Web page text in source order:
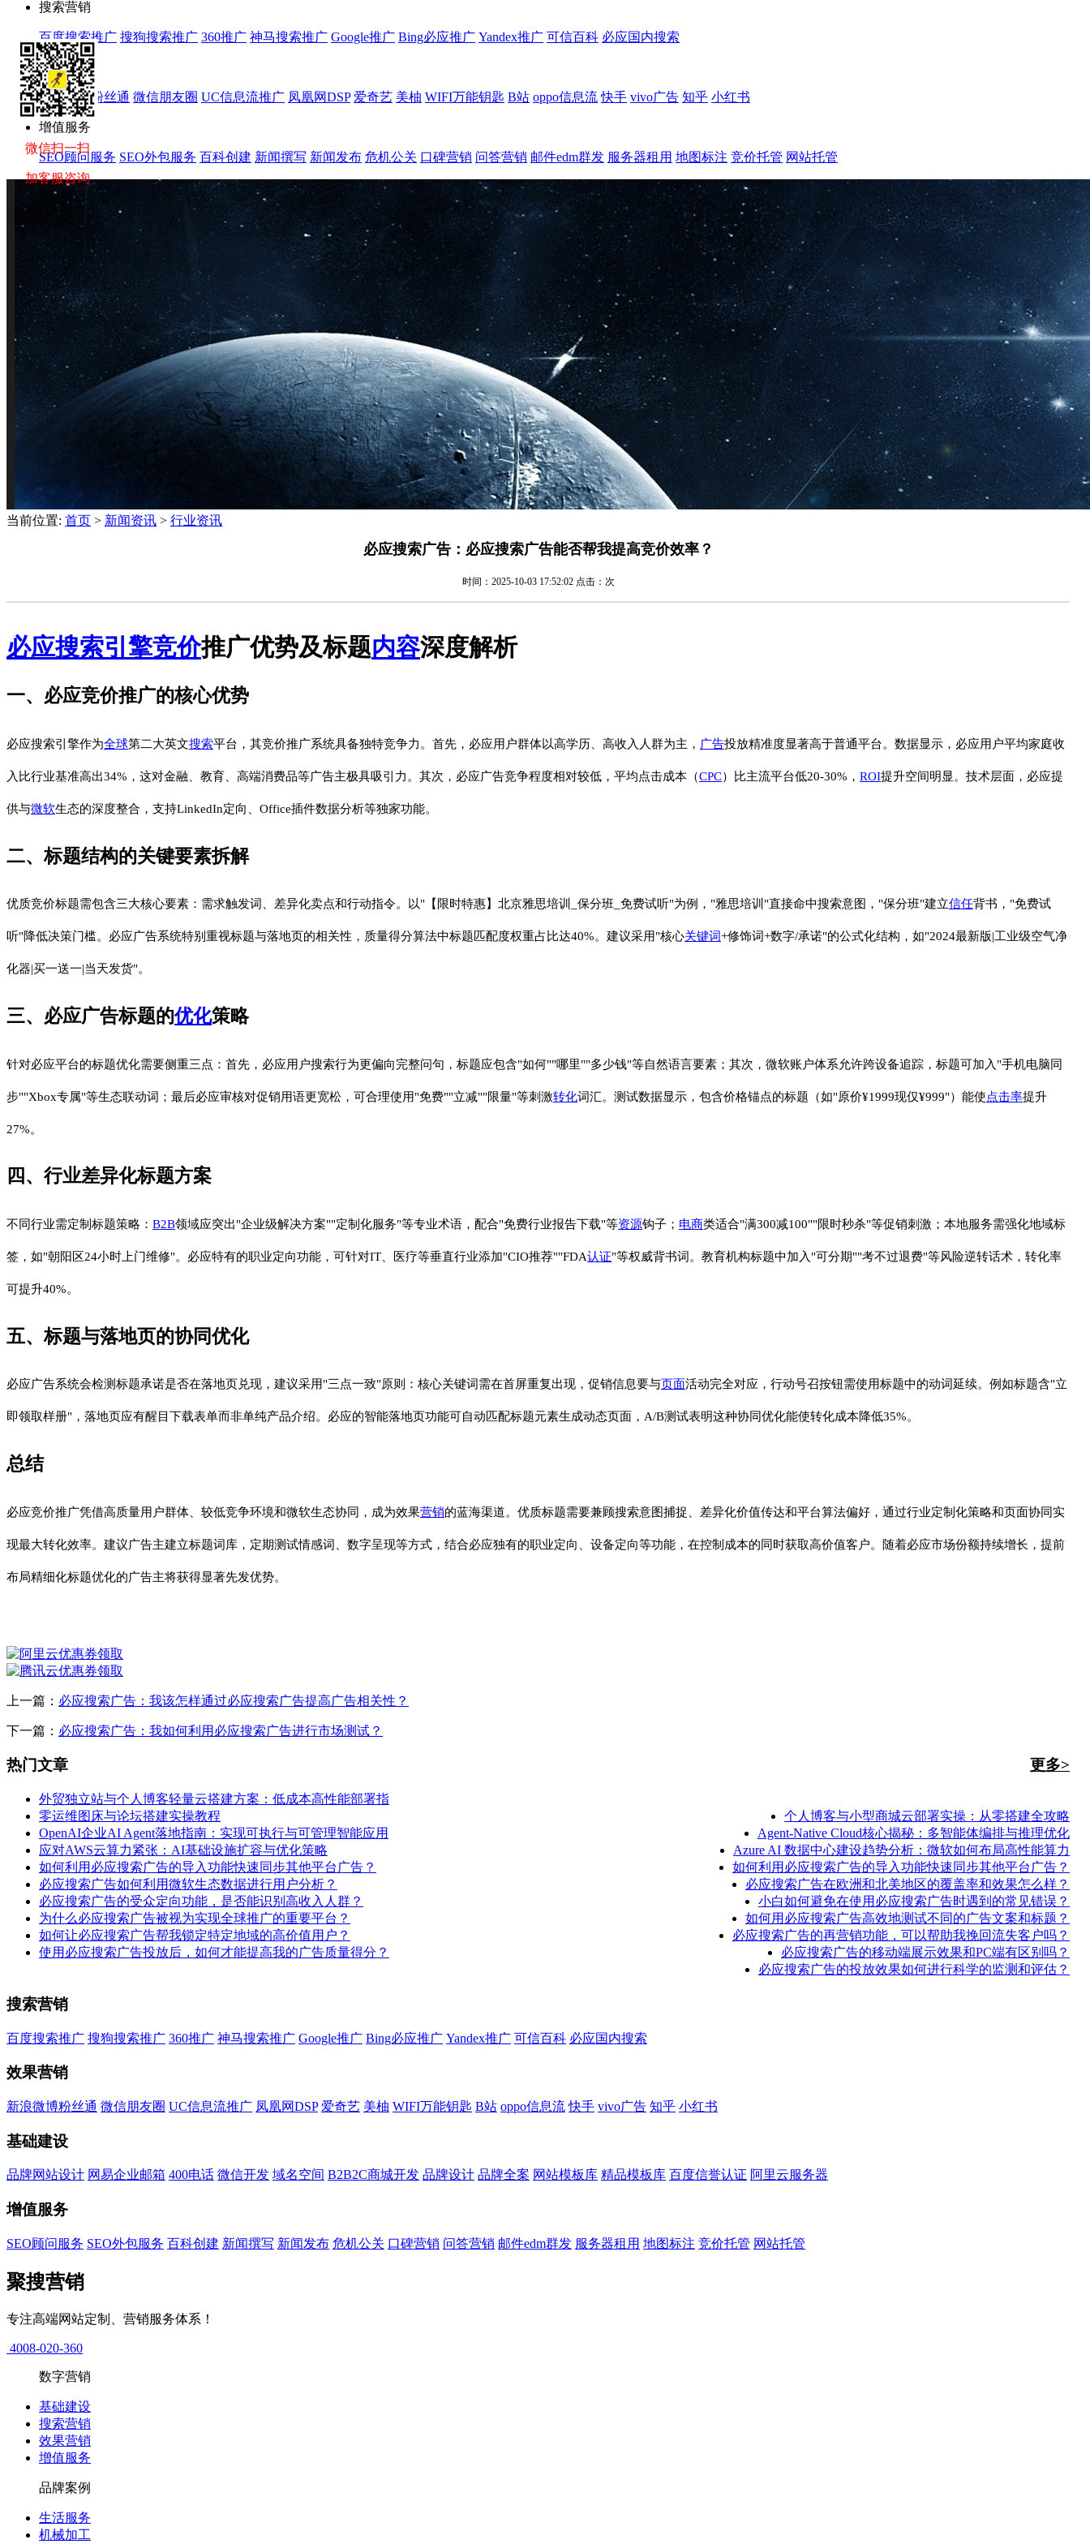
搜索营销
百度搜索推广 搜狗搜索推广 360推广 神马搜索推广 Google推广 Bing必应推广 Yandex推广 可信百科 必应国内搜索
效果营销
新浪微博粉丝通 微信朋友圈 UC信息流推广 凤凰网DSP 爱奇艺 美柚 WIFI万能钥匙 B站 oppo信息流 快手 vivo广告 知乎 小红书
增值服务
SEO顾问服务 SEO外包服务 百科创建 新闻撰写 新闻发布 危机公关 口碑营销 问答营销 邮件edm群发 服务器租用 地图标注 竞价托管 网站托管
当前位置: 首页 > 新闻资讯 > 行业资讯
必应搜索广告：必应搜索广告能否帮我提高竞价效率？
时间：2025-10-03 17:52:02 点击： 次
必应搜索引擎竞价推广优势及标题内容深度解析
一、必应竞价推广的核心优势
必应搜索引擎作为全球第二大英文搜索平台，其竞价推广系统具备独特竞争力。首先，必应用户群体以高学历、高收入人群为主， 广告投放精准度显著高于普通平台。数据显示，必应用户平均家庭收
入比行业基准高出34%，这对金融、教育、高端消费品等广告主极具吸引力。其次，必应广告竞争程度相对较低，平均点击成本（CPC）比主流平台低20-30%， ROI提升空间明显。技术层面，必应提
供与微软生态的深度整合，支持LinkedIn定向、Office插件数据分析等独家功能。
二、标题结构的关键要素拆解
优质竞价标题需包含三大核心要素：需求触发词、差异化卖点和行动指令。以"【限时特惠】北京雅思培训_保分班_免费试听"为例，"雅思培训"直接命中搜索意图，"保分班"建立信任背书，"免费试
听"降低决策门槛。必应广告系统特别重视标题与落地页的相关性，质量得分算法中标题匹配度权重占比达40%。建议采用"核心关键词+修饰词+数字/承诺"的公式化结构，如"2024最新版|工业级空气净
化器|买一送一|当天发货"。
三、必应广告标题的优化策略
针对必应平台的标题优化需要侧重三点：首先，必应用户搜索行为更偏向完整问句，标题应包含"如何""哪里""多少钱"等自然语言要素；其次，微软账户体系允许跨设备追踪，标题可加入"手机电脑同
步""Xbox专属"等生态联动词；最后必应审核对促销用语更宽松，可合理使用"免费""立减""限量"等刺激转化词汇。测试数据显示，包含价格锚点的标题（如"原价¥1999现仅¥999"）能使点击率提升
27%。
四、行业差异化标题方案
不同行业需定制标题策略： B2B领域应突出"企业级解决方案""定制化服务"等专业术语，配合"免费行业报告下载"等资源钩子； 电商类适合"满300减100""限时秒杀"等促销刺激；本地服务需强化地域标
签，如"朝阳区24小时上门维修"。必应特有的职业定向功能，可针对IT、医疗等垂直行业添加"CIO推荐""FDA认证"等权威背书词。教育机构标题中加入"可分期""考不过退费"等风险逆转话术，转化率
可提升40%。
五、标题与落地页的协同优化
必应广告系统会检测标题承诺是否在落地页兑现，建议采用"三点一致"原则：核心关键词需在首屏重复出现，促销信息要与页面活动完全对应，行动号召按钮需使用标题中的动词延续。例如标题含"立
即领取样册"，落地页应有醒目下载表单而非单纯产品介绍。必应的智能落地页功能可自动匹配标题元素生成动态页面，A/B测试表明这种协同优化能使转化成本降低35%。
总结
必应竞价推广凭借高质量用户群体、较低竞争环境和微软生态协同，成为效果营销的蓝海渠道。优质标题需要兼顾搜索意图捕捉、差异化价值传达和平台算法偏好，通过行业定制化策略和页面协同实
现最大转化效率。建议广告主建立标题词库，定期测试情感词、数字呈现等方式，结合必应独有的职业定向、设备定向等功能，在控制成本的同时获取高价值客户。随着必应市场份额持续增长，提前
布局精细化标题优化的广告主将获得显著先发优势。
上一篇： 必应搜索广告：我该怎样通过必应搜索广告提高广告相关性？
下一篇： 必应搜索广告：我如何利用必应搜索广告进行市场测试？
热门文章 更多>
外贸独立站与个人博客轻量云搭建方案：低成本高性能部署指
个人博客与小型商城云部署实操：从零搭建全攻略
零运维图床与论坛搭建实操教程
Agent-Native Cloud核心揭秘：多智能体编排与推理优化
OpenAI企业AI Agent落地指南：实现可执行与可管理智能应用
Azure AI 数据中心建设趋势分析：微软如何布局高性能算力
应对AWS云算力紧张：AI基础设施扩容与优化策略
如何利用必应搜索广告的导入功能快速同步其他平台广告？
如何利用必应搜索广告的导入功能快速同步其他平台广告？
必应搜索广告在欧洲和北美地区的覆盖率和效果怎么样？
必应搜索广告如何利用微软生态数据进行用户分析？
小白如何避免在使用必应搜索广告时遇到的常见错误？
必应搜索广告的受众定向功能，是否能识别高收入人群？
如何用必应搜索广告高效地测试不同的广告文案和标题？
为什么必应搜索广告被视为实现全球推广的重要平台？
必应搜索广告的再营销功能，可以帮助我挽回流失客户吗？
如何让必应搜索广告帮我锁定特定地域的高价值用户？
必应搜索广告的移动端展示效果和PC端有区别吗？
使用必应搜索广告投放后，如何才能提高我的广告质量得分？
必应搜索广告的投放效果如何进行科学的监测和评估？
搜索营销
百度搜索推广 搜狗搜索推广 360推广 神马搜索推广 Google推广 Bing必应推广 Yandex推广 可信百科 必应国内搜索
效果营销
新浪微博粉丝通 微信朋友圈 UC信息流推广 凤凰网DSP 爱奇艺 美柚 WIFI万能钥匙 B站 oppo信息流 快手 vivo广告 知乎 小红书
基础建设
品牌网站设计 网易企业邮箱 400电话 微信开发 域名空间 B2B2C商城开发 品牌设计 品牌全案 网站模板库 精品模板库 百度信誉认证 阿里云服务器
增值服务
SEO顾问服务 SEO外包服务 百科创建 新闻撰写 新闻发布 危机公关 口碑营销 问答营销 邮件edm群发 服务器租用 地图标注 竞价托管 网站托管
聚搜营销
专注高端网站定制、营销服务体系！
4008-020-360
数字营销
基础建设
搜索营销
效果营销
增值服务
品牌案例
生活服务
机械加工
微信扫一扫
加客服咨询